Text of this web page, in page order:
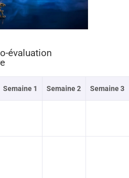
évaluation
Semaine 1 Semaine 2 Semaine 3